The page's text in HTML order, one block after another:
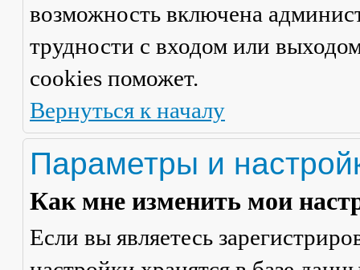
возможность включена
трудности с входом или
cookies поможет.
Вернуться к началу
Параметры и
Как мне изменить мои
Если вы являетесь